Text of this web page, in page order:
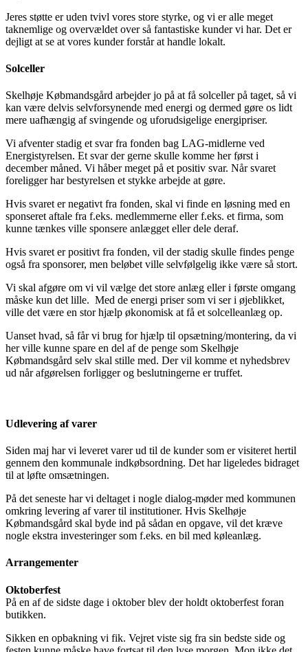
Jeres støtte er uden tvivl vores store styrke, og vi er alle meget
taknemlige og overvældet over så fantastiske kunder vi har. Det er
dejligt at se at vores kunder forstår at handle lokalt.
Solceller
Skelhøje Købmandsgård arbejder jo på at få solceller på taget, så vi
kan være delvis selvforsynende med energi og dermed gøre os lidt
mere uafhængig af svingende og uforudsigelige energipriser.
Vi afventer stadig et svar fra fonden bag LAG-midlerne ved
Energistyrelsen. Et svar der gerne skulle komme her først i
december måned. Vi håber meget på et positiv svar. Når svaret
foreligger har bestyrelsen et stykke arbejde at gøre.
Hvis svaret er negativt fra fonden, skal vi finde en løsning med en
sponseret aftale fra f.eks. medlemmerne eller f.eks. et firma, som
kunne tænkes ville sponsere anlægget eller dele deraf.
Hvis svaret er positivt fra fonden, vil der stadig skulle findes penge
også fra sponsorer, men beløbet ville selvfølgelig ikke være så stort.
Vi skal afgøre om vi vil vælge det store anlæg eller i første omgang
måske kun det lille. Med de energi priser som vi ser i øjeblikket,
ville det være en stor hjælp økonomisk at få et solcelleanlæg op.
Uanset hvad, så får vi brug for hjælp til opsætning/montering, da vi
her ville kunne spare en del af de penge som Skelhøje
Købmandsgård selv skal stille med. Der vil komme et nyhedsbrev
ud når afgørelsen forligger og beslutningerne er truffet.
Udlevering af varer
Siden maj har vi leveret varer ud til de kunder som er visiteret hertil
gennem den kommunale indkøbsordning. Det har ligeledes bidraget
til at løfte omsætningen.
På det seneste har vi deltaget i nogle dialog-møder med kommunen
omkring levering af varer til institutioner. Hvis Skelhøje
Købmandsgård skal byde ind på sådan en opgave, vil det kræve
nogle ekstra investeringer som f.eks. en bil med køleanlæg.
Arrangementer
Oktoberfest
På en af de sidste dage i oktober blev der holdt oktoberfest foran
butikken.
Sikken en opbakning vi fik. Vejret viste sig fra sin bedste side og